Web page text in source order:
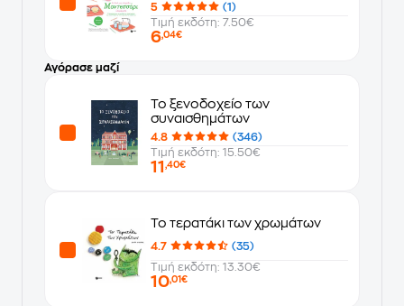
5
(1)
Τιμή εκδότη: 7.50€
6,04€
Αγόρασε μαζί
Το ξενοδοχείο των
συναισθημάτων
4.8
(346)
Τιμή εκδότη: 15.50€
11 ,40€
Το τερατάκι των χρωμάτων
4.7
(35)
Τιμή εκδότη: 13.30€
10,01€